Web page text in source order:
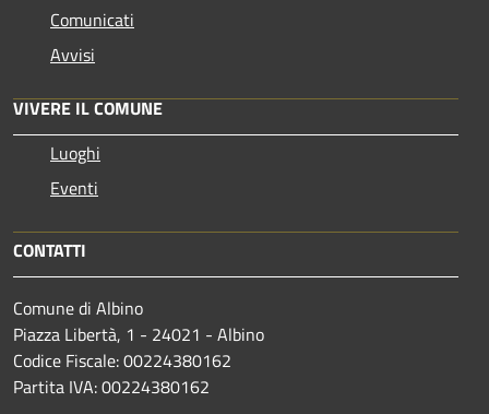
Comunicati
Avvisi
VIVERE IL COMUNE
Luoghi
Eventi
CONTATTI
Comune di Albino
Piazza Libertà, 1 - 24021 - Albino
Codice Fiscale: 00224380162
Partita IVA: 00224380162